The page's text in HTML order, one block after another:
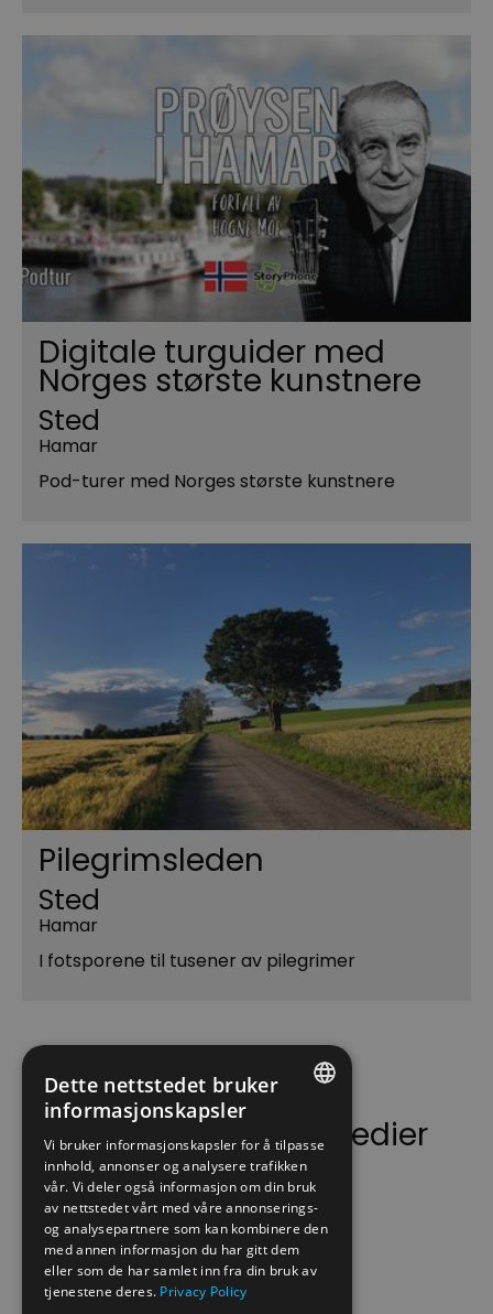
Digitale turguider med
Norges største kunstnere
Sted
Hamar
Pod-turer med Norges største kunstnere
Pilegrimsleden
Sted
Hamar
I fotsporene til tusener av pilegrimer
Følg oss på sosiale medier
NORWEGIAN
GERMAN
Dette nettstedet bruker
informasjonskapsler
Vi bruker informasjonskapsler for å tilpasse
innhold, annonser og analysere trafikken
vår. Vi deler også informasjon om din bruk
av nettstedet vårt med våre annonserings-
og analysepartnere som kan kombinere den
med annen informasjon du har gitt dem
eller som de har samlet inn fra din bruk av
tjenestene deres. Privacy Policy